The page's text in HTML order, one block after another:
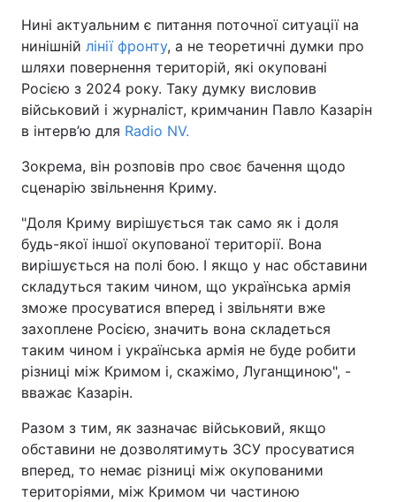
Нині актуальним є питання поточної ситуації на
нинішній лінії фронту, а не теоретичні думки про
шляхи повернення територій, які окуповані
Росією з 2024 року. Таку думку висловив
військовий і журналіст, кримчанин Павло Казарін
в інтерв’ю для Radio NV.
Зокрема, він розповів про своє бачення щодо
сценарію звільнення Криму.
"Доля Криму вирішується так само як і доля
будь-якої іншої окупованої території. Вона
вирішується на полі бою. І якщо у нас обставини
складуться таким чином, що українська армія
зможе просуватися вперед і звільняти вже
захоплене Росією, значить вона складеться
таким чином і українська армія не буде робити
різниці між Кримом і, скажімо, Луганщиною", -
вважає Казарін.
Разом з тим, як зазначає військовий, якщо
обставини не дозволятимуть ЗСУ просуватися
вперед, то немає різниці між окупованими
територіями, між Кримом чи частиною